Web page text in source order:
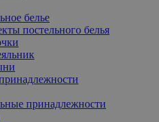
белье
постельного белья
принадлежности